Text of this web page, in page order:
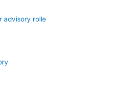
advisory rolle